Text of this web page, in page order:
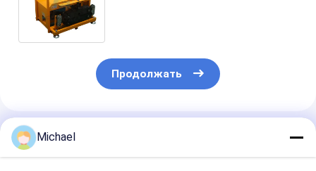
Продолжать
Порекомендованные Продукты
Michael